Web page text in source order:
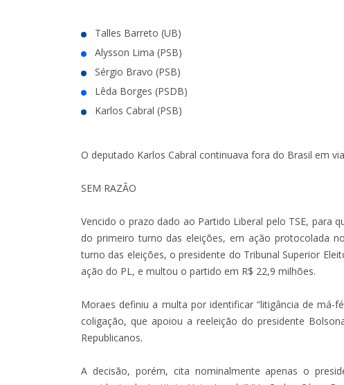
Talles Barreto (UB)
Alysson Lima (PSB)
Sérgio Bravo (PSB)
Lêda Borges (PSDB)
Karlos Cabral (PSB)
O deputado Karlos Cabral continuava fora do Brasil em
SEM RAZÃO
Vencido o prazo dado ao Partido Liberal pelo TSE, para
do primeiro turno das eleições, em ação protocolada
turno das eleições, o presidente do Tribunal Superior
ação do PL, e multou o partido em R$ 22,9 milhões.
Moraes definiu a multa por identificar “litigância de má-
coligação, que apoiou a reeleição do presidente
Republicanos.
A decisão, porém, cita nominalmente apenas o